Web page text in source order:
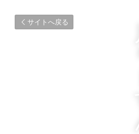
サイトへ戻る